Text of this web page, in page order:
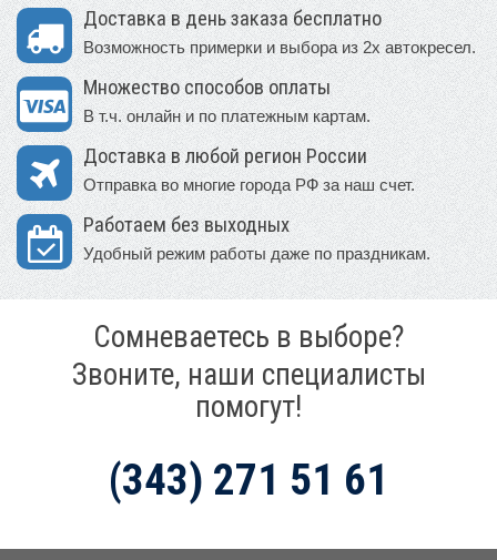
Доставка в день заказа бесплатно
Возможность примерки и выбора из 2х автокресел.
Множество способов оплаты
В т.ч. онлайн и по платежным картам.
Доставка в любой регион России
Отправка во многие города РФ за наш счет.
Работаем без выходных
Удобный режим работы даже по праздникам.
Сомневаетесь в выборе?
Звоните, наши специалисты
помогут!
(343) 271 51 61